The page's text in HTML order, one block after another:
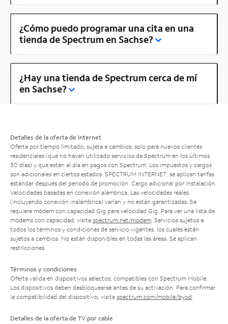
¿Cómo puedo programar una cita en una
tienda de Spectrum en Sachse?
¿Hay una tienda de Spectrum cerca de mí
en Sachse?
Detalles de la oferta de Internet
Oferta por tiempo limitado; sujeta a cambios; solo para nuevos clientes
residenciales (que no hayan utilizado servicios de Spectrum en los últimos
30 días) y que estén al día en pagos con Spectrum. Los impuestos y cargos
son adicionales en ciertos estados. SPECTRUM INTERNET: se aplican tarifas
estándar después del período de promoción. Cargo adicional por instalación.
Velocidades basadas en conexión alámbrica. Las velocidades reales
(incluyendo conexión inalámbrica) varían y no están garantizadas. Se
requiere módem con capacidad Gig para velocidad Gig. Para ver una lista de
módems con capacidad, visita spectrum.net/modem . Servicios sujetos a
todos los términos y condiciones de servicio vigentes, los cuales están
sujetos a cambios. No están disponibles en todas las áreas. Se aplican
restricciones.
Términos y condiciones
Oferta válida en dispositivos selectos, compatibles con Spectrum Mobile.
Los dispositivos deben desbloquearse antes de su activación. Para confirmar
la compatibilidad del dispositivo, visita spectrum.com/mobile/byod
Detalles de la oferta de TV por cable